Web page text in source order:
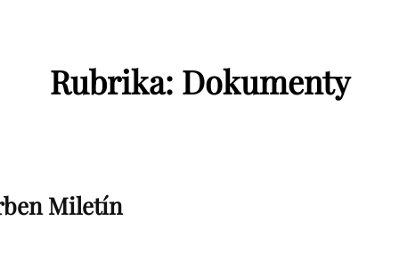
Rubrika: Dokumenty
Miletín